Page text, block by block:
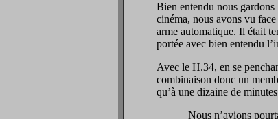
Bien entendu nous
cinéma, nous avons vu
arme automatique. Il était
portée avec bien entendu
Avec le H.34, en se
combinaison donc un
qu’à une dizaine de
Nous n’avions